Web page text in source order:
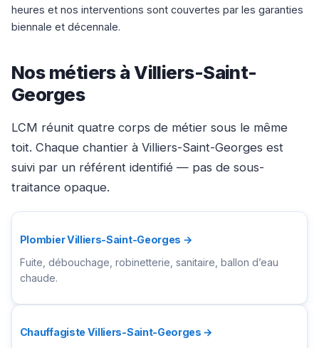
heures et nos interventions sont couvertes par les garanties
biennale et décennale.
Nos métiers à Villiers-Saint-
Georges
LCM réunit quatre corps de métier sous le même
toit. Chaque chantier à Villiers-Saint-Georges est
suivi par un référent identifié — pas de sous-
traitance opaque.
Plombier Villiers-Saint-Georges →
Fuite, débouchage, robinetterie, sanitaire, ballon d’eau
chaude.
Chauffagiste Villiers-Saint-Georges →